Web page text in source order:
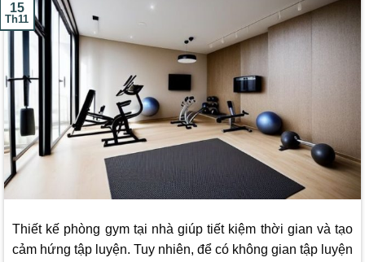
15
Th11
Thiết kế phòng gym tại nhà giúp tiết kiệm thời gian và tạo
cảm hứng tập luyện. Tuy nhiên, để có không gian tập luyện